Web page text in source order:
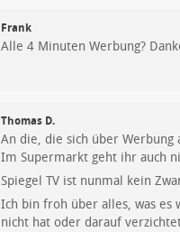
Frank
Alle 4 Minuten Werbung?
Thomas D.
An die, die sich über Werbung
Im Supermarkt geht ihr auch
Spiegel TV ist nunmal kein
Ich bin froh über alles, was es
nicht hat oder darauf